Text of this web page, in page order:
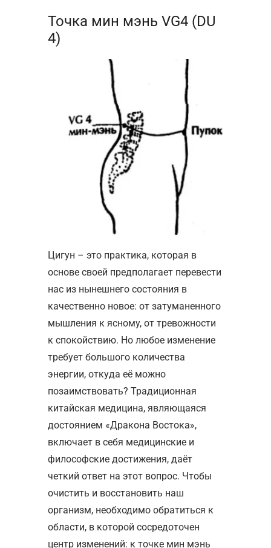
Точка мин мэнь VG4 (DU
4)
Цигун – это практика, которая в
основе своей предполагает перевести
нас из нынешнего состояния в
качественно новое: от затуманенного
мышления к ясному, от тревожности
к спокойствию. Но любое изменение
требует большого количества
энергии, откуда её можно
позаимствовать? Традиционная
китайская медицина, являющаяся
достоянием «Дракона Востока»,
включает в себя медицинские и
философские достижения, даёт
четкий ответ на этот вопрос. Чтобы
очистить и восстановить наш
организм, необходимо обратиться к
области, в которой сосредоточен
центр изменений: к точке мин мэнь